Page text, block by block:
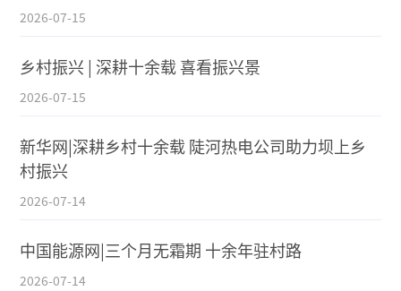
2026-07-15
乡村振兴 | 深耕十余载 喜看振兴景
2026-07-15
新华网|深耕乡村十余载 陡河热电公司助力坝上乡
村振兴
2026-07-14
中国能源网|三个月无霜期 十余年驻村路
2026-07-14